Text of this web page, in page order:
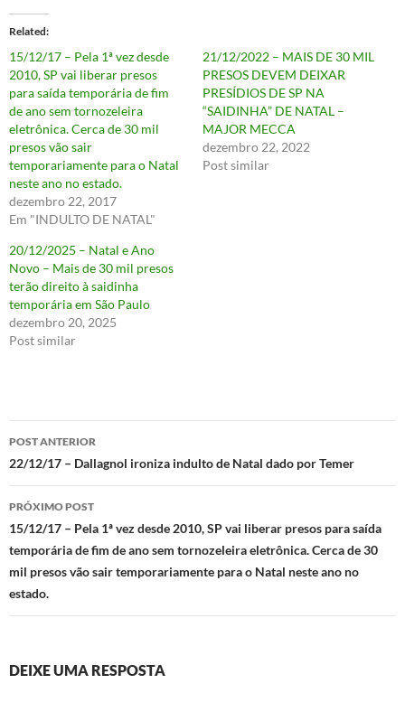
Related
15/12/17 – Pela 1ª vez desde
2010, SP vai liberar presos
para saída temporária de fim
de ano sem tornozeleira
eletrônica. Cerca de 30 mil
presos vão sair
temporariamente para o Natal
neste ano no estado.
dezembro 22, 2017
Em "INDULTO DE NATAL"
21/12/2022 – MAIS DE 30 MIL
PRESOS DEVEM DEIXAR
PRESÍDIOS DE SP NA
“SAIDINHA” DE NATAL –
MAJOR MECCA
dezembro 22, 2022
Post similar
20/12/2025 – Natal e Ano
Novo – Mais de 30 mil presos
terão direito à saidinha
temporária em São Paulo
dezembro 20, 2025
Post similar
Navegação
de
posts
POST ANTERIOR
22/12/17 – Dallagnol ironiza indulto de Natal dado por Temer
PRÓXIMO POST
15/12/17 – Pela 1ª vez desde 2010, SP vai liberar presos para saída
temporária de fim de ano sem tornozeleira eletrônica. Cerca de 30
mil presos vão sair temporariamente para o Natal neste ano no
estado.
DEIXE UMA RESPOSTA